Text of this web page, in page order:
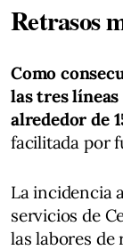
Retrasos
Como
las tres
alrededor de
facilitada por
La incidencia
servicios de
las labores